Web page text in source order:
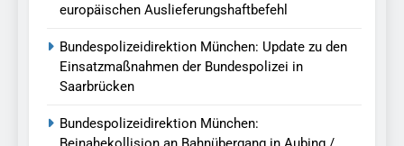
europäischen Auslieferungshaftbefehl
Bundespolizeidirektion München: Update zu den
Einsatzmaßnahmen der Bundespolizei in
Saarbrücken
Bundespolizeidirektion München: